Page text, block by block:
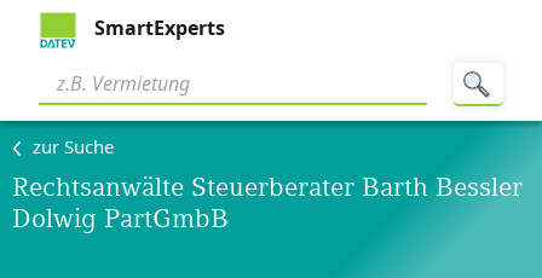
SmartExperts
zur Suche
Rechtsanwälte Steuerberater Barth Bessler
Dolwig PartGmbB